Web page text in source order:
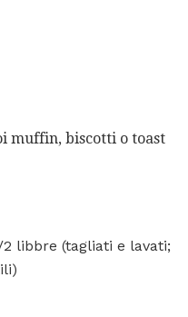
muffin, biscotti o toast
libbre (tagliati e lavati;